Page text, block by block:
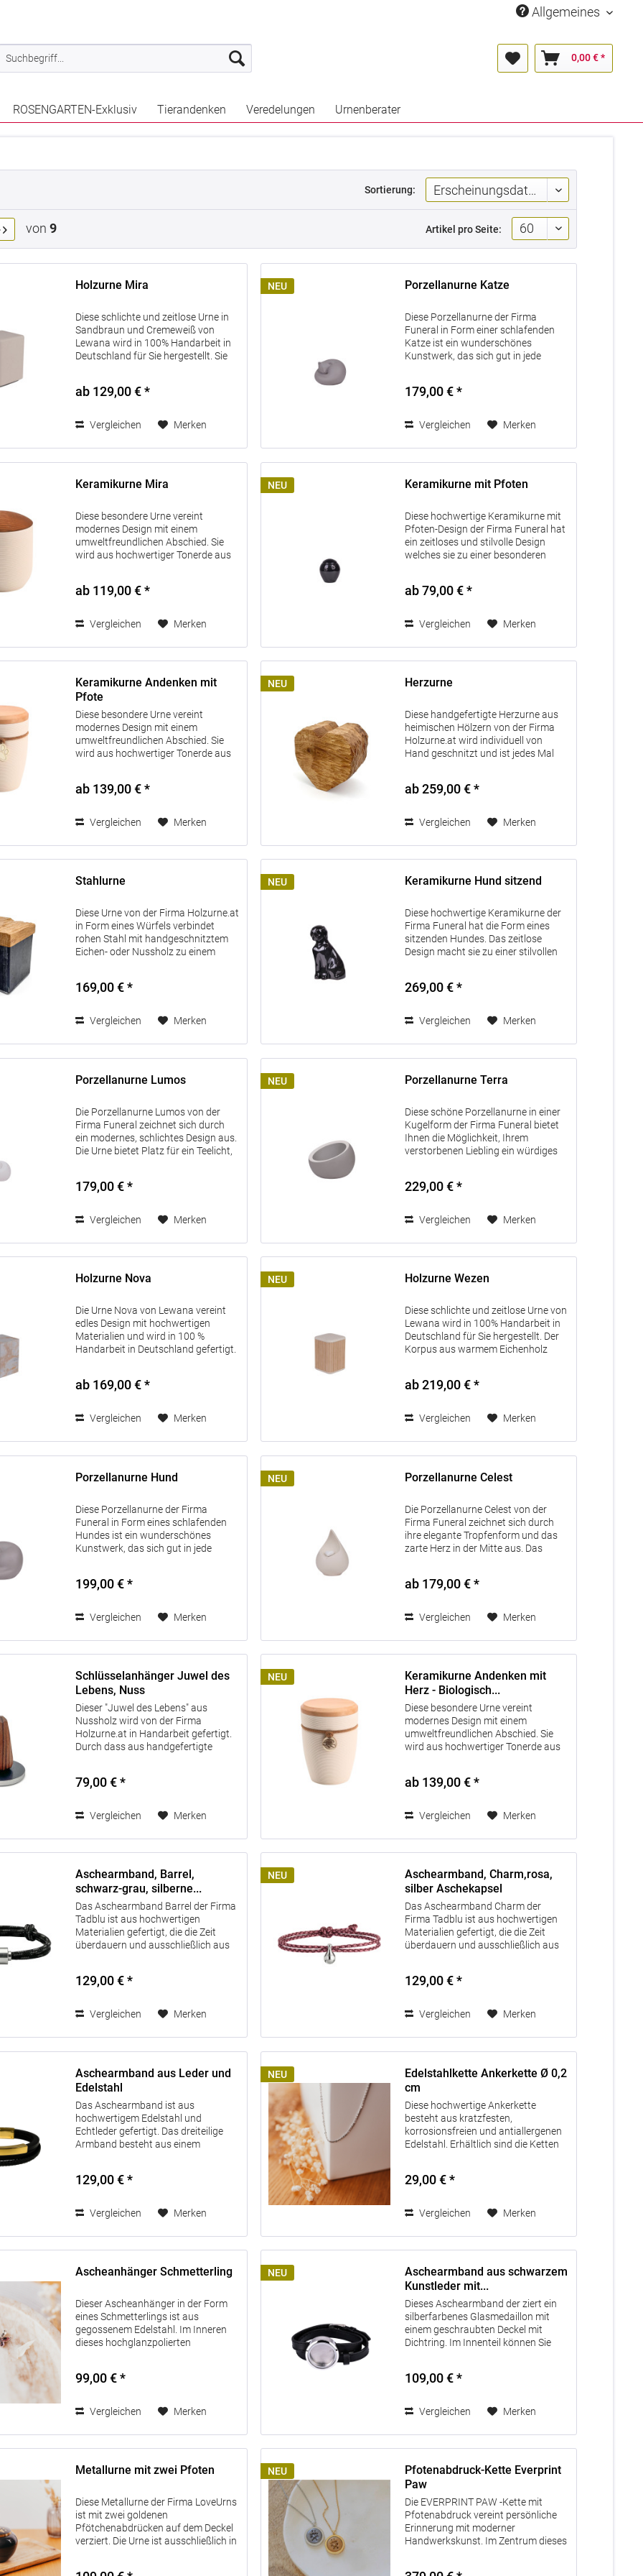
Allgemeines
0,00 € *
ROSENGARTEN-Exklusiv Tierandenken Veredelungen Urnenberater
Sortierung:
von 9 Artikel pro Seite:
Holzurne Mira
Diese schlichte und zeitlose Urne in
Sandbraun und Cremeweiß von
Lewana wird in 100% Handarbeit in
Deutschland für Sie hergestellt. Sie
Erinnerung in einem stilvollen,...
ab 129,00 € *
Vergleichen Merken
NEU Porzellanurne Katze
Diese Porzellanurne der Firma
Funeral in Form einer schlafenden
Katze ist ein wunderschönes
Kunstwerk, das sich gut in jede
sowohl für den Innen- als auch für
179,00 € *
Vergleichen Merken
Keramikurne Mira
Diese besondere Urne vereint
modernes Design mit einem
umweltfreundlichen Abschied. Sie
wird aus hochwertiger Tonerde aus
eine liebevolle und nachhaltige
ab 119,00 € *
Vergleichen Merken
NEU Keramikurne mit Pfoten
Diese hochwertige Keramikurne mit
Pfoten-Design der Firma Funeral hat
ein zeitloses und stilvolle Design
welches sie zu einer besonderen
verschieden Größen wählen die...
ab 79,00 € *
Vergleichen Merken
Keramikurne Andenken mit
Pfote
Diese besondere Urne vereint
modernes Design mit einem
umweltfreundlichen Abschied. Sie
wird aus hochwertiger Tonerde aus
eine liebevolle und nachhaltige
ab 139,00 € *
Vergleichen Merken
NEU Herzurne
Diese handgefertigte Herzurne aus
heimischen Hölzern von der Firma
Holzurne.at wird individuell von
Hand geschnitzt und ist jedes Mal
Leben. Durch die natürliche...
ab 259,00 € *
Vergleichen Merken
Stahlurne
Diese Urne von der Firma Holzurne.at
in Form eines Würfels verbindet
rohen Stahl mit handgeschnitztem
Eichen- oder Nussholz zu einem
wobei die Oberfläche bewusst roh...
169,00 € *
Vergleichen Merken
NEU Keramikurne Hund sitzend
Diese hochwertige Keramikurne der
Firma Funeral hat die Form eines
sitzenden Hundes. Das zeitlose
Design macht sie zu einer stilvollen
verschiedenen Varianten wählen:
269,00 € *
Vergleichen Merken
Porzellanurne Lumos
Die Porzellanurne Lumos von der
Firma Funeral zeichnet sich durch
ein modernes, schlichtes Design aus.
Die Urne bietet Platz für ein Teelicht,
jeder Inneneinrichtung und ist...
179,00 € *
Vergleichen Merken
NEU Porzellanurne Terra
Diese schöne Porzellanurne in einer
Kugelform der Firma Funeral bietet
Ihnen die Möglichkeit, Ihrem
verstorbenen Liebling ein würdiges
auch eine elegante Vase...
229,00 € *
Vergleichen Merken
Holzurne Nova
Die Urne Nova von Lewana vereint
edles Design mit hochwertigen
Materialien und wird in 100 %
Handarbeit in Deutschland gefertigt.
eine einzigartige, natürliche
ab 169,00 € *
Vergleichen Merken
NEU Holzurne Wezen
Diese schlichte und zeitlose Urne von
Lewana wird in 100% Handarbeit in
Deutschland für Sie hergestellt. Der
Korpus aus warmem Eichenholz
und Boden setzen freundliche...
ab 219,00 € *
Vergleichen Merken
Porzellanurne Hund
Diese Porzellanurne der Firma
Funeral in Form eines schlafenden
Hundes ist ein wunderschönes
Kunstwerk, das sich gut in jede
auch für den Außenbereich. Die...
199,00 € *
Vergleichen Merken
NEU Porzellanurne Celest
Die Porzellanurne Celest von der
Firma Funeral zeichnet sich durch
ihre elegante Tropfenform und das
zarte Herz in der Mitte aus. Das
Ausstrahlung. Die Urne ist...
ab 179,00 € *
Vergleichen Merken
Schlüsselanhänger Juwel des
Lebens, Nuss
Dieser "Juwel des Lebens" aus
Nussholz wird von der Firma
Holzurne.at in Handarbeit gefertigt.
Durch dass aus handgefertigte
und symbolisiert die...
79,00 € *
Vergleichen Merken
NEU
Keramikurne Andenken mit
Herz - Biologisch...
Diese besondere Urne vereint
modernes Design mit einem
umweltfreundlichen Abschied. Sie
wird aus hochwertiger Tonerde aus
eine liebevolle und nachhaltige
ab 139,00 € *
Vergleichen Merken
Aschearmband, Barrel,
schwarz-grau, silberne...
Das Aschearmband Barrel der Firma
Tadblu ist aus hochwertigen
Materialien gefertigt, die die Zeit
überdauern und ausschließlich aus
kleinen Behälter aus Edelstahl 316L,
129,00 € *
Vergleichen Merken
NEU
Aschearmband, Charm,rosa,
silber Aschekapsel
Das Aschearmband Charm der
Firma Tadblu ist aus hochwertigen
Materialien gefertigt, die die Zeit
überdauern und ausschließlich aus
kleinen Behälter aus Edelstahl 316L,
129,00 € *
Vergleichen Merken
Aschearmband aus Leder und
Edelstahl
Das Aschearmband ist aus
hochwertigem Edelstahl und
Echtleder gefertigt. Das dreiteilige
Armband besteht aus einem
Edelstahlband befindet sich eine
Möglichkeit,...
129,00 € *
Vergleichen Merken
NEU
Edelstahlkette Ankerkette Ø 0,2
cm
Diese hochwertige Ankerkette
besteht aus kratzfesten,
korrosionsfreien und antiallergenen
Edelstahl. Erhältlich sind die Ketten
Anhänger haben wir oben für Sie
29,00 € *
Vergleichen Merken
Ascheanhänger Schmetterling
Dieser Ascheanhänger in der Form
eines Schmetterlings ist aus
gegossenem Edelstahl. Im Inneren
dieses hochglanzpolierten
symbolischen Teil der Asche oder
99,00 € *
Vergleichen Merken
NEU
Aschearmband aus schwarzem
Kunstleder mit...
Dieses Aschearmband der ziert ein
silberfarbenes Glasmedaillon mit
einem geschraubten Deckel mit
Dichtring. Im Innenteil können Sie
empfiehlt sich, das Gewinde der...
109,00 € *
Vergleichen Merken
Metallurne mit zwei Pfoten
Diese Metallurne der Firma LoveUrns
ist mit zwei goldenen
Pfötchenabdrücken auf dem Deckel
verziert. Die Urne ist ausschließlich in
NEU
Pfotenabdruck-Kette Everprint
Paw
Die EVERPRINT PAW -Kette mit
Pfotenabdruck vereint persönliche
Erinnerung mit moderner
Handwerkskunst. Im Zentrum dieses